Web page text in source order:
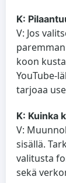
K:
V: Jos
koon
YouTube-
tarjoaa
K: Kuinka
V:
sisällä.
valitusta
sekä